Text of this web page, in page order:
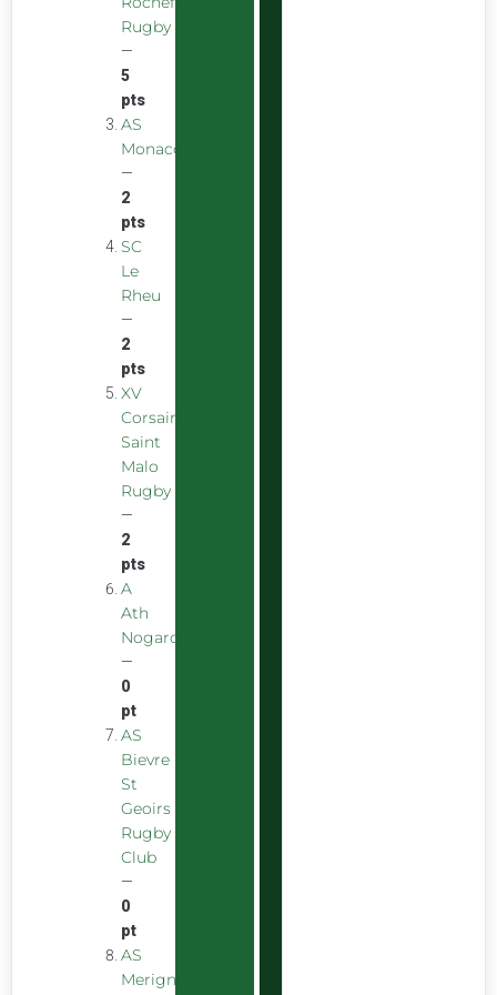
Rugby
—
5
pts
AS
Monaco
—
2
pts
SC
Le
Rheu
—
2
pts
XV
Corsaire
Saint
Malo
Rugby
—
2
pts
A
Ath
Nogarolienne
—
0
pt
AS
Bievre
St
Geoirs
Rugby
Club
—
0
pt
AS
Merignac